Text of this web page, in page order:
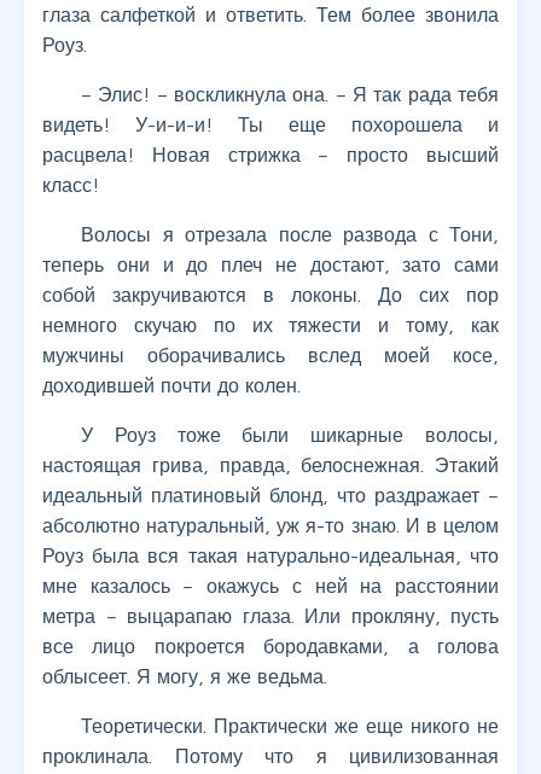
глаза салфеткой и ответить. Тем более звонила
Роуз.
– Элис! – воскликнула она. – Я так рада тебя
видеть! У-и-и-и! Ты еще похорошела и
расцвела! Новая стрижка – просто высший
класс!
Волосы я отрезала после развода с Тони,
теперь они и до плеч не достают, зато сами
собой закручиваются в локоны. До сих пор
немного скучаю по их тяжести и тому, как
мужчины оборачивались вслед моей косе,
доходившей почти до колен.
У Роуз тоже были шикарные волосы,
настоящая грива, правда, белоснежная. Этакий
идеальный платиновый блонд, что раздражает –
абсолютно натуральный, уж я-то знаю. И в целом
Роуз была вся такая натурально-идеальная, что
мне казалось – окажусь с ней на расстоянии
метра – выцарапаю глаза. Или прокляну, пусть
все лицо покроется бородавками, а голова
облысеет. Я могу, я же ведьма.
Теоретически. Практически же еще никого не
проклинала. Потому что я цивилизованная